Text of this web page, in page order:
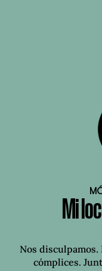
Mi
Nos
cómplices.